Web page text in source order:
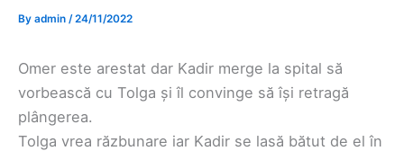
By admin /24/11/2022
Omer este arestat dar Kadir merge la spital să
vorbească cu Tolga și îl convinge să își retragă
plângerea.
Tolga vrea răzbunare iar Kadir se lasă bătut de el în